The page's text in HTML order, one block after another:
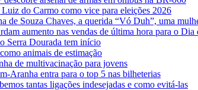
do Carmo como vice para eleições 2026
de Souza Chaves, a querida “Vó Duh”, uma
aumento nas vendas de última hora para o Dia
Serra Dourada tem início
animais de estimação
de multivacinação para jovens
Aranha entra para o top 5 nas bilheterias
tantas ligações indesejadas e como evitá-las